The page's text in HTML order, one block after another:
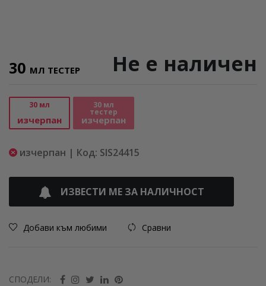
30 МЛ ТЕСТЕР Не е наличен
30 мл
изчерпан
30 мл
тестер
изчерпан
изчерпан | Код: SIS24415
ИЗВЕСТИ МЕ ЗА НАЛИЧНОСТ
Добави към любими Сравни
СПОДЕЛИ: